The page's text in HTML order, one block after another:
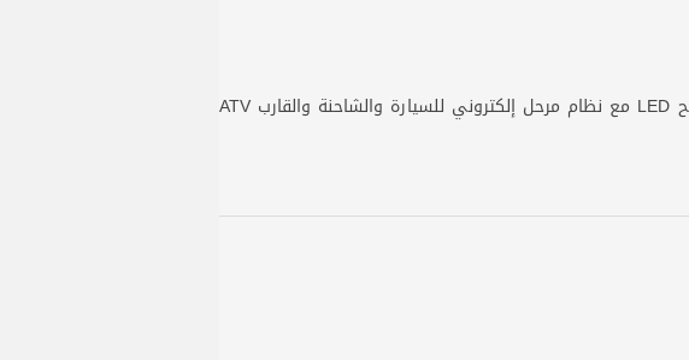
ملحق إضاءة الطرق الوعرة 12 فولت 24 فولت قابل للتعتيم وإيقاف التشغيل 6 عصابة لوحة مفاتيح LED مع نظام مرحل إلكتروني للسيارة والشاحنة والقارب ATV